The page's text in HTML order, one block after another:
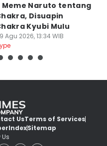
Meme Naruto tentang
Disuapin
Kyubi Mulu
Agu 2026, 13:34 WIB
UsTerms of Services
IndexSitemap